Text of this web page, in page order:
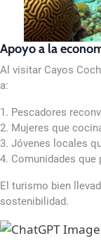
Apoyo a la
Al visitar Cayos
a:
1. Pescadores
2. Mujeres que
3. Jóvenes locales
4. Comunidades
El turismo bien
sostenibilidad.